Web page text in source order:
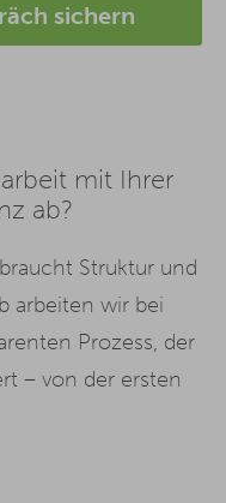
sichern
mit Ihrer
ab?
Struktur und
arbeiten wir bei
Prozess, der
– von der ersten